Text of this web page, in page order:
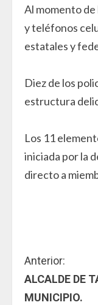
Al momento
y teléfonos
estatales y
Diez de los
estructura
Los 11
iniciada por la
directo a
S
i
Anterior:
ALCALDE DE
MUNICIPIO.